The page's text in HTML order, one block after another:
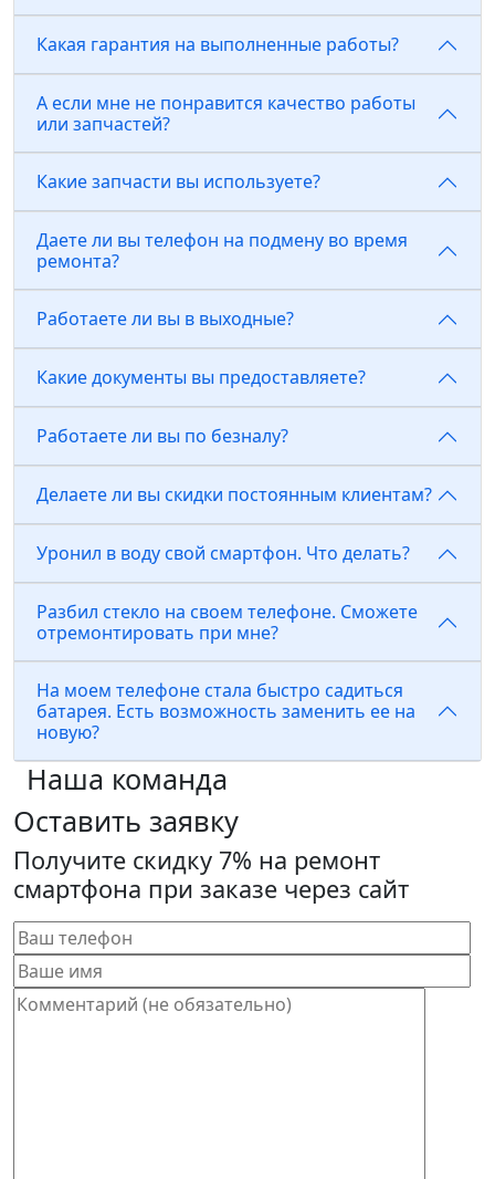
Какая гарантия на выполненные работы?
А если мне не понравится качество работы
или запчастей?
Какие запчасти вы используете?
Даете ли вы телефон на подмену во время
ремонта?
Работаете ли вы в выходные?
Какие документы вы предоставляете?
Работаете ли вы по безналу?
Делаете ли вы скидки постоянным клиентам?
Уронил в воду свой смартфон. Что делать?
Разбил стекло на своем телефоне. Сможете
отремонтировать при мне?
На моем телефоне стала быстро садиться
батарея. Есть возможность заменить ее на
новую?
Наша команда
Оставить заявку
Получите скидку 7% на ремонт
смартфона при заказе через сайт